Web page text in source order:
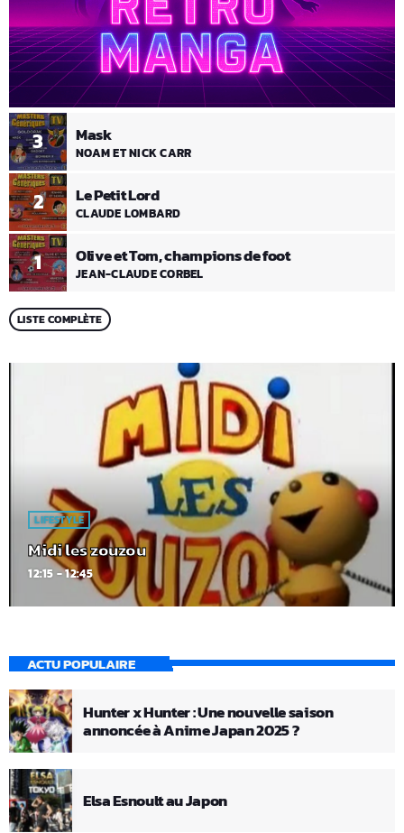
1 Olive et Tom, champions de foot
JEAN-CLAUDE CORBEL
2 Le Petit Lord
CLAUDE LOMBARD
3 Mask
NOAM ET NICK CARR
LISTE COMPLÈTE
LIFESTYLE
Midi les zouzou
12:15 - 12:45
ACTU POPULAIRE
Hunter x Hunter : Une nouvelle saison
annoncée à Anime Japan 2025 ?
Elsa Esnoult au Japon